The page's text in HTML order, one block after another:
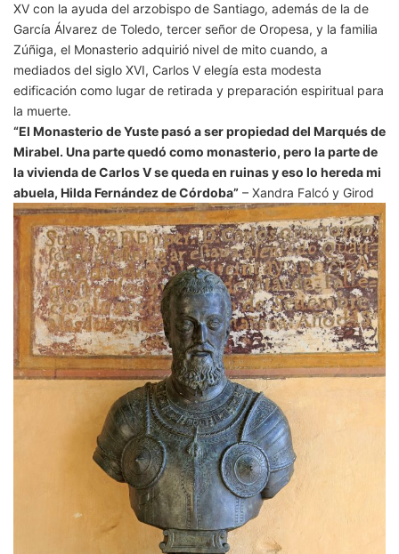
XV con la ayuda del arzobispo de Santiago, además de la de
García Álvarez de Toledo, tercer señor de Oropesa, y la familia
Zúñiga, el Monasterio adquirió nivel de mito cuando, a
mediados del siglo XVI, Carlos V elegía esta modesta
edificación como lugar de retirada y preparación espiritual para
la muerte.
“El Monasterio de Yuste pasó a ser propiedad del Marqués de
Mirabel. Una parte quedó como monasterio, pero la parte de
la vivienda de Carlos V se queda en ruinas y eso lo hereda mi
abuela, Hilda Fernández de Córdoba” – Xandra Falcó y Girod